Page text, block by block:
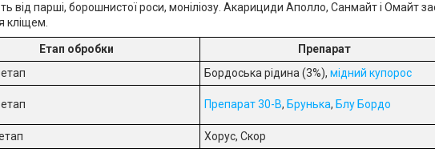
від парші, борошнистої роси, моніліозу. Акарициди Аполло, Санмайт і Омайт
кліщем.
Етап обробки Препарат
Бордоська рідина (3%), мідний купорос
Препарат 30-В, Брунька, Блу Бордо
Хорус, Скор